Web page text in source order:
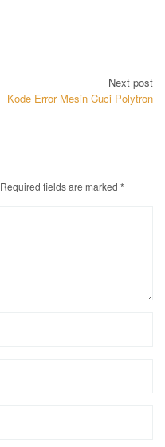
Next post
Kode Error Mesin Cuci Polytron
Required fields are marked *